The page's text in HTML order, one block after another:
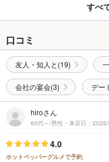
すべ
口コミ
友人・知人と(19)
会社の宴会(3) デー
hiroさん
60代～/男性・来店日：
4.0
ホットペッパーグルメで予約